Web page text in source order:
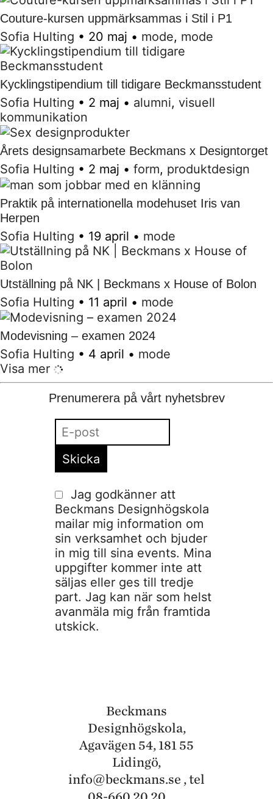
Couture-kursen uppmärksammas i Stil i P1
Sofia Hulting • 20 maj • mode, mode
Kycklingstipendium till tidigare Beckmansstudent
Sofia Hulting • 2 maj • alumni, visuell
kommunikation
Årets designsamarbete Beckmans x Designtorget
Sofia Hulting • 2 maj • form, produktdesign
Praktik på internationella modehuset Iris van
Herpen
Sofia Hulting • 19 april • mode
Utställning på NK | Beckmans x House of Bolon
Sofia Hulting • 11 april • mode
Modevisning – examen 2024
Sofia Hulting • 4 april • mode
Visa mer
Prenumerera på vårt nyhetsbrev
Jag godkänner att
Beckmans Designhögskola
mailar mig information om
sin verksamhet och bjuder
in mig till sina events. Mina
uppgifter kommer inte att
säljas eller ges till tredje
part. Jag kan när som helst
avanmäla mig från framtida
utskick.
Beckmans
Designhögskola,
Agavägen 54, 181 55
Lidingö,
info@beckmans.se , tel